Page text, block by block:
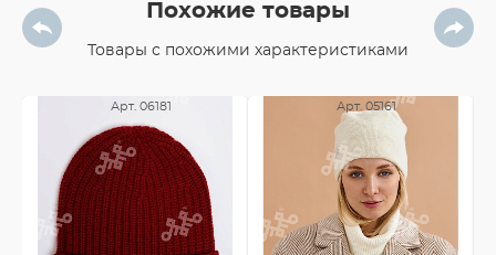
Похожие товары
Товары с похожими характеристиками
Арт. 06181 Арт. 05161